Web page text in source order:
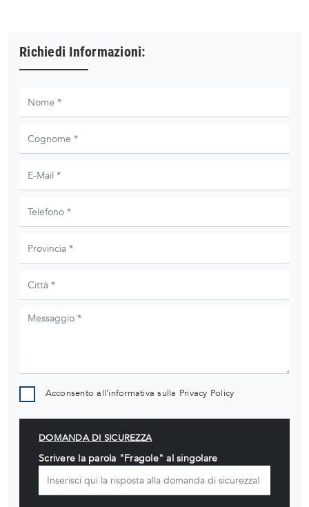
Richiedi Informazioni:
Acconsento all'informativa sulla Privacy Policy
DOMANDA DI SICUREZZA
Scrivere la parola "Fragole" al singolare